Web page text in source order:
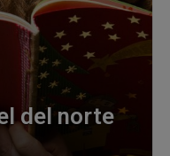
del norte